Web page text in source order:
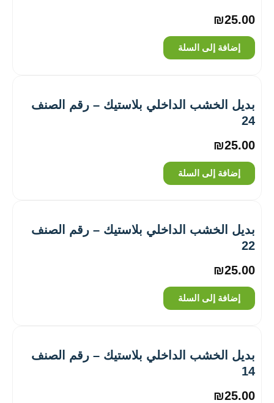
₪25.00
إضافة إلى السلة
بديل الخشب الداخلي بلاستيك – رقم الصنف
24
₪25.00
إضافة إلى السلة
بديل الخشب الداخلي بلاستيك – رقم الصنف
22
₪25.00
إضافة إلى السلة
بديل الخشب الداخلي بلاستيك – رقم الصنف
14
₪25.00